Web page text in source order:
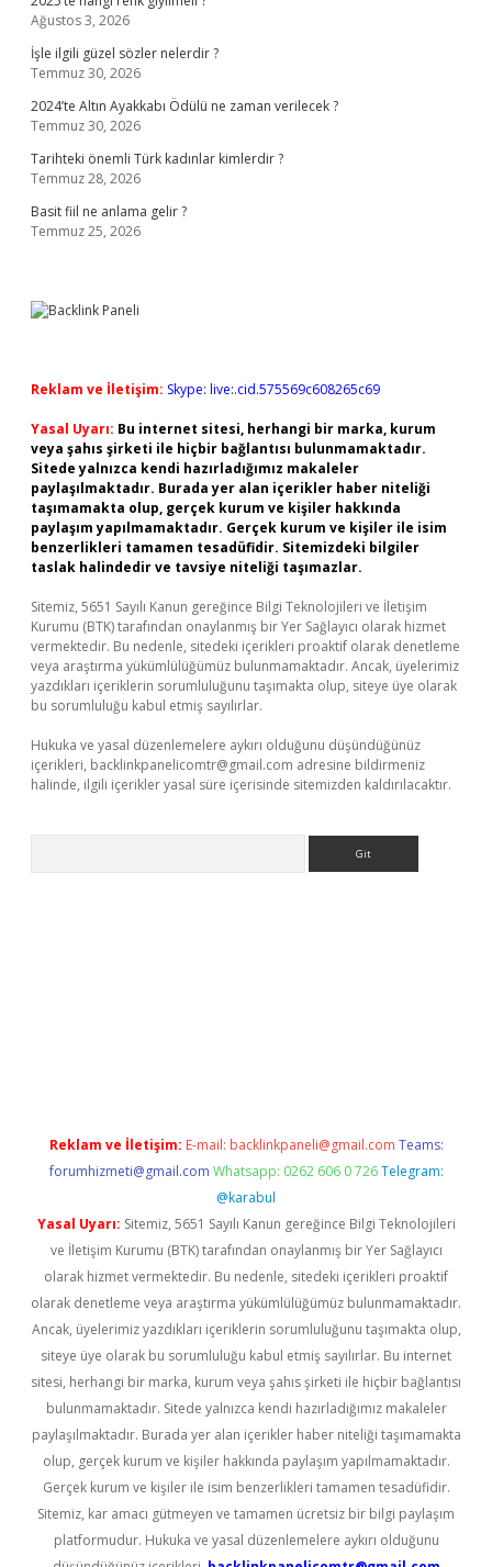
Ağustos 3, 2026
İşle ilgili güzel sözler nelerdir ?
Temmuz 30, 2026
2024’te Altın Ayakkabı Ödülü ne zaman verilecek ?
Temmuz 30, 2026
Tarihteki önemli Türk kadınlar kimlerdir ?
Temmuz 28, 2026
Basit fiil ne anlama gelir ?
Temmuz 25, 2026
Reklam ve İletişim: Skype: live:.cid.575569c608265c69
Yasal Uyarı: Bu internet sitesi, herhangi bir marka, kurum
veya şahıs şirketi ile hiçbir bağlantısı bulunmamaktadır.
Sitede yalnızca kendi hazırladığımız makaleler
paylaşılmaktadır. Burada yer alan içerikler haber niteliği
taşımamakta olup, gerçek kurum ve kişiler hakkında
paylaşım yapılmamaktadır. Gerçek kurum ve kişiler ile isim
benzerlikleri tamamen tesadüfidir. Sitemizdeki bilgiler
taslak halindedir ve tavsiye niteliği taşımazlar.
Sitemiz, 5651 Sayılı Kanun gereğince Bilgi Teknolojileri ve İletişim
Kurumu (BTK) tarafından onaylanmış bir Yer Sağlayıcı olarak hizmet
vermektedir. Bu nedenle, sitedeki içerikleri proaktif olarak denetleme
veya araştırma yükümlülüğümüz bulunmamaktadır. Ancak, üyelerimiz
yazdıkları içeriklerin sorumluluğunu taşımakta olup, siteye üye olarak
bu sorumluluğu kabul etmiş sayılırlar.
Hukuka ve yasal düzenlemelere aykırı olduğunu düşündüğünüz
içerikleri, backlinkpanelicomtr@gmail.com adresine bildirmeniz
halinde, ilgili içerikler yasal süre içerisinde sitemizden kaldırılacaktır.
Reklam ve İletişim: E-mail: backlinkpaneli@gmail.com Teams:
forumhizmeti@gmail.com Whatsapp: 0262 606 0 726 Telegram:
@karabul
Yasal Uyarı: Sitemiz, 5651 Sayılı Kanun gereğince Bilgi Teknolojileri
ve İletişim Kurumu (BTK) tarafından onaylanmış bir Yer Sağlayıcı
olarak hizmet vermektedir. Bu nedenle, sitedeki içerikleri proaktif
olarak denetleme veya araştırma yükümlülüğümüz bulunmamaktadır.
Ancak, üyelerimiz yazdıkları içeriklerin sorumluluğunu taşımakta olup,
siteye üye olarak bu sorumluluğu kabul etmiş sayılırlar. Bu internet
sitesi, herhangi bir marka, kurum veya şahıs şirketi ile hiçbir bağlantısı
bulunmamaktadır. Sitede yalnızca kendi hazırladığımız makaleler
paylaşılmaktadır. Burada yer alan içerikler haber niteliği taşımamakta
olup, gerçek kurum ve kişiler hakkında paylaşım yapılmamaktadır.
Gerçek kurum ve kişiler ile isim benzerlikleri tamamen tesadüfidir.
Sitemiz, kar amacı gütmeyen ve tamamen ücretsiz bir bilgi paylaşım
platformudur. Hukuka ve yasal düzenlemelere aykırı olduğunu